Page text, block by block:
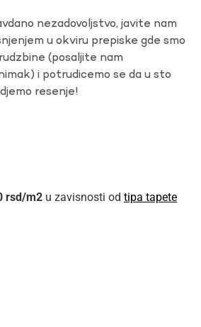
nezadovoljstvo, javite nam
u okviru prepiske gde smo
(posaljite nam
i potrudicemo se da u sto
resenje!
rsd u zavisnosti od tipa tapete